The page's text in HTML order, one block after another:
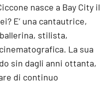
nasce a Bay City il
E’ una cantautrice,
stilista,
La sua
sin dagli anni ottanta,
di continuo